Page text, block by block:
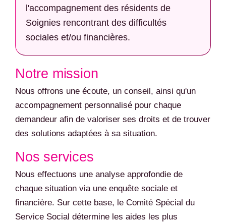
l'accompagnement des résidents de
Soignies rencontrant des difficultés
sociales et/ou financières.
Notre mission
Nous offrons une écoute, un conseil, ainsi qu'un
accompagnement personnalisé pour chaque
demandeur afin de valoriser ses droits et de trouver
des solutions adaptées à sa situation.
Nos services
Nous effectuons une analyse approfondie de
chaque situation via une enquête sociale et
financière. Sur cette base, le Comité Spécial du
Service Social détermine les aides les plus